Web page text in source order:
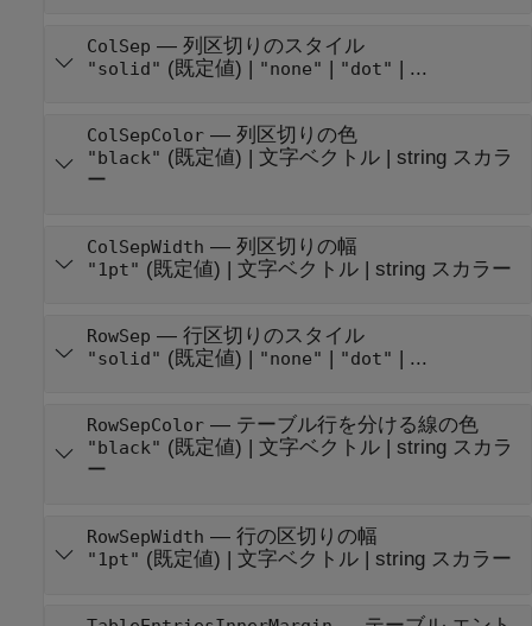
ColSep — 列区切りのスタイル
"solid" (既定値) | "none" | "dot" | ...
ColSepColor— 列区切りの色
"black" (既定値) | 文字ベクトル| string スカラ
ー
ColSepWidth — 列区切りの幅
"1pt" (既定値) | 文字ベクトル| string スカラー
RowSep — 行区切りのスタイル
"solid" (既定値) | "none" | "dot" | ...
RowSepColor— テーブル行を分ける線の色
"black" (既定値) | 文字ベクトル| string スカラ
ー
RowSepWidth — 行の区切りの幅
"1pt" (既定値) | 文字ベクトル| string スカラー